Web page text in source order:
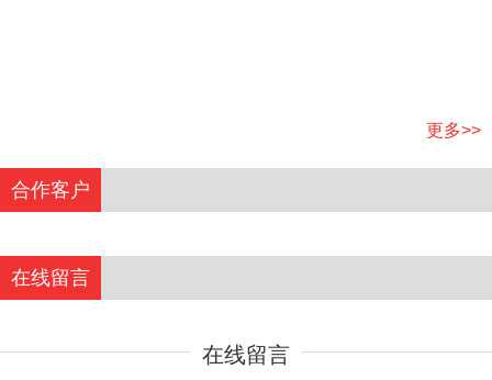
更多>>
合作客户
在线留言
在线留言